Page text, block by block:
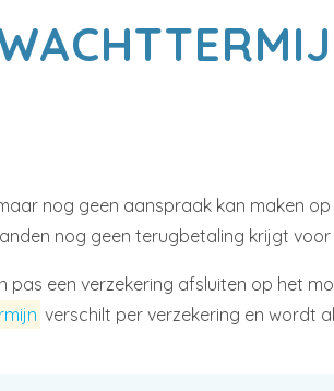
nog geen aanspraak kan maken
nog geen terugbetaling krijgt
een verzekering afsluiten op het
verschilt per verzekering en wordt